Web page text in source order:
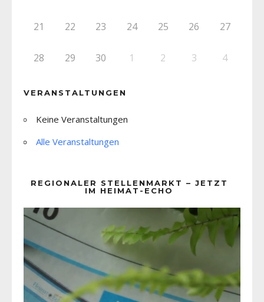
21 22 23 24 25 26 27
28 29 30 1 2 3 4
VERANSTALTUNGEN
Keine Veranstaltungen
Alle Veranstaltungen
REGIONALER STELLENMARKT – JETZT
IM HEIMAT-ECHO
Player